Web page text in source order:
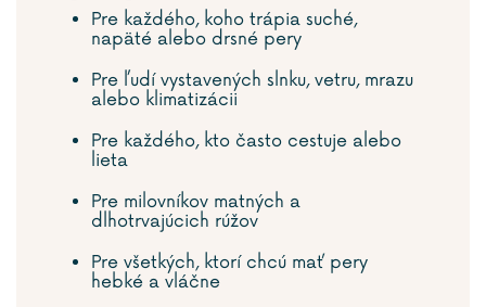
Pre každého, koho trápia suché,
napäté alebo drsné pery
Pre ľudí vystavených slnku, vetru, mrazu
alebo klimatizácii
Pre každého, kto často cestuje alebo
lieta
Pre milovníkov matných a
dlhotrvajúcich rúžov
Pre všetkých, ktorí chcú mať pery
hebké a vláčne